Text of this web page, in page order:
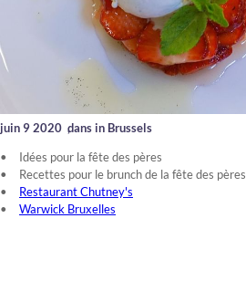
juin 9 2020 ,dans in Brussels
Idées pour la fête des pères
Recettes pour le brunch de la fête des pères
Restaurant Chutney's
Warwick Bruxelles